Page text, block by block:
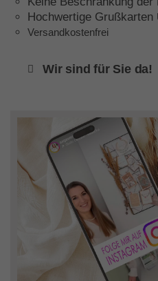
Hochwertige Grußkarten
Versandkostenfrei
Wir sind für Sie da!